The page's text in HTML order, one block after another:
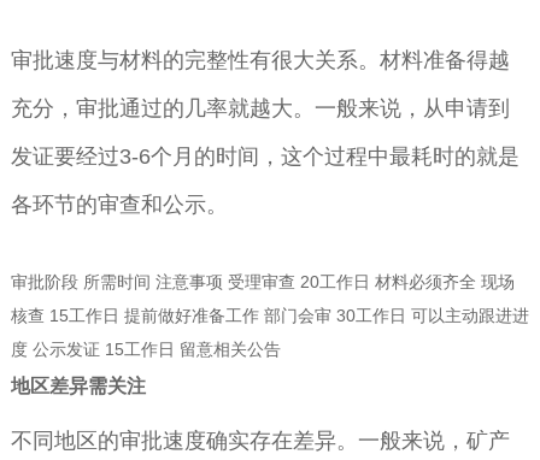
审批速度与材料的完整性有很大关系。材料准备得越
充分，审批通过的几率就越大。一般来说，从申请到
发证要经过3-6个月的时间，这个过程中最耗时的就是
各环节的审查和公示。
审批阶段 所需时间 注意事项 受理审查 20工作日 材料必须齐全 现场
核查 15工作日 提前做好准备工作 部门会审 30工作日 可以主动跟进进
度 公示发证 15工作日 留意相关公告
地区差异需关注
不同地区的审批速度确实存在差异。一般来说，矿产